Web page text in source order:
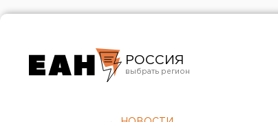
РОССИЯ
Челябинск